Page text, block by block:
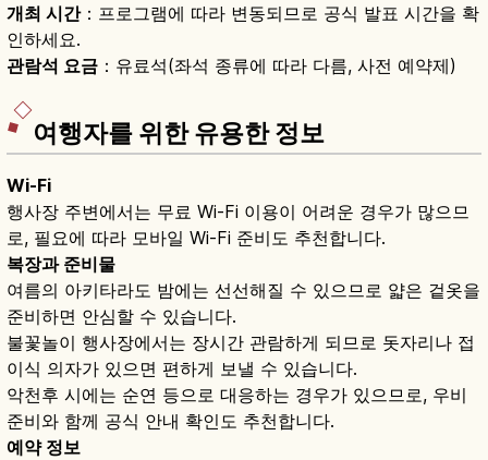
개최 시간：프로그램에 따라 변동되므로 공식 발표 시간을 확
인하세요.
관람석 요금 ：유료석(좌석 종류에 따라 다름, 사전 예약제)
여행자를 위한 유용한 정보
Wi-Fi
행사장 주변에서는 무료 Wi-Fi 이용이 어려운 경우가 많으므
로, 필요에 따라 모바일 Wi-Fi 준비도 추천합니다.
복장과 준비물
여름의 아키타라도 밤에는 선선해질 수 있으므로 얇은 겉옷을
준비하면 안심할 수 있습니다.
불꽃놀이 행사장에서는 장시간 관람하게 되므로 돗자리나 접
이식 의자가 있으면 편하게 보낼 수 있습니다.
악천후 시에는 순연 등으로 대응하는 경우가 있으므로, 우비
준비와 함께 공식 안내 확인도 추천합니다.
예약 정보